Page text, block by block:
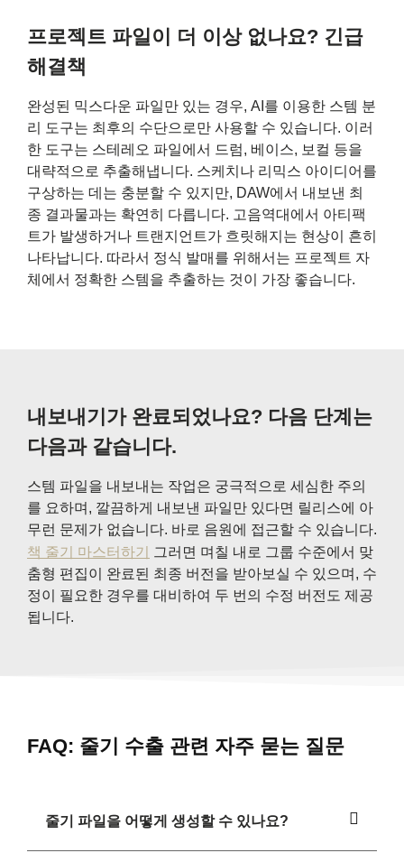
프로젝트 파일이 더 이상 없나요? 긴급
해결책
완성된 믹스다운 파일만 있는 경우, AI를 이용한 스템 분
리 도구는 최후의 수단으로만 사용할 수 있습니다. 이러
한 도구는 스테레오 파일에서 드럼, 베이스, 보컬 등을
대략적으로 추출해냅니다. 스케치나 리믹스 아이디어를
구상하는 데는 충분할 수 있지만, DAW에서 내보낸 최
종 결과물과는 확연히 다릅니다. 고음역대에서 아티팩
트가 발생하거나 트랜지언트가 흐릿해지는 현상이 흔히
나타납니다. 따라서 정식 발매를 위해서는 프로젝트 자
체에서 정확한 스템을 추출하는 것이 가장 좋습니다.
내보내기가 완료되었나요? 다음 단계는
다음과 같습니다.
스템 파일을 내보내는 작업은 궁극적으로 세심한 주의
를 요하며, 깔끔하게 내보낸 파일만 있다면 릴리스에 아
무런 문제가 없습니다. 바로 음원에 접근할 수 있습니다.
책 줄기 마스터하기
그러면 며칠 내로 그룹 수준에서 맞
춤형 편집이 완료된 최종 버전을 받아보실 수 있으며, 수
정이 필요한 경우를 대비하여 두 번의 수정 버전도 제공
됩니다.
FAQ: 줄기 수출 관련 자주 묻는 질문
줄기 파일을 어떻게 생성할 수 있나요?